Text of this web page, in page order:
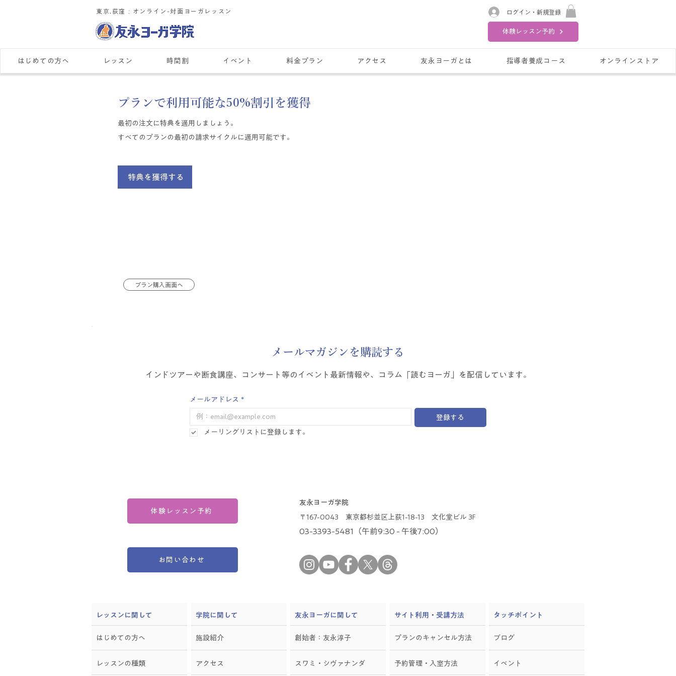
東京,荻窪 : ​オンライン-対面ヨーガレッスン ログイン・新規登録
体験レッスン予約
はじめての方へ レッスン 時間割 イベント 料金プラン アクセス 友永ヨーガとは 指導者養成コース オンラインストア
プランで利用可能な50%割引を獲得
最初の注文に特典を適用しましょう。
特典を獲得する
すべてのプランの最初の請求サイクルに適用可能です。
プラン購入画面へ
​メールマガジンを購読する
インドツアーや断食講座、コンサート等のイベント最新情報や、コラム「読むヨーガ」を配信しています。
メールアドレス *
登録する
メーリングリストに登録します。
体験レッスン予約
お問い合わせ
友永ヨーガ学院
〒167-0043 東京都杉並区上荻1-18-13 文化堂ビル 3F
03-3393-5481（午前9:30 - 午後7:00）
​レッスンに関して
はじめての方へ
レッスンの種類
学院に関して
施設紹介
アクセス
​友永ヨーガに関して
創始者：友永淳子
スワミ・シヴァナンダ
サイト利用・受講方法
プランのキャンセル方法
予約管理・入室方法
​タッチポイント
ブログ
イベント